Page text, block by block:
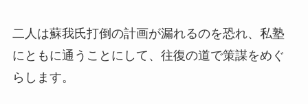
二人は蘇我氏打倒の計画が漏れるのを恐れ、私塾
にともに通うことにして、往復の道で策謀をめぐ
らします。